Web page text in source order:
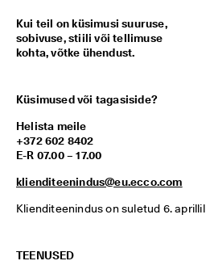
Kui teil on küsimusi suuruse,
sobivuse, stiili või tellimuse
kohta, võtke ühendust.
Küsimused või tagasiside?
Helista meile
+372 602 8402
E-R 07.00 – 17.00
klienditeenindus@eu.ecco.com
Klienditeenindus on suletud 6. aprillil
TEENUSED